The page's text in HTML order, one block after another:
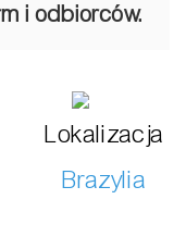
i odbiorców.
Lokalizacja
Brazylia